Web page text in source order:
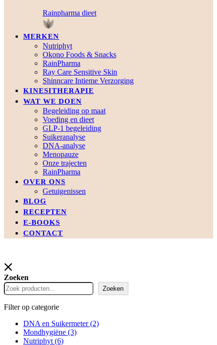
Rainpharma dieet
MERKEN
Nutriphyt
Okono Foods & Snacks
RainPharma
Ray Care Sensitive Skin
Shinncare Intieme Verzorging
KINESITHERAPIE
WAT WE DOEN
Begeleiding op maat
Voeding en dieet
GLP-1 begeleiding
Suikeranalyse
DNA-analyse
Menopauze
Onze trajecten
RainPharma
OVER ONS
Getuigenissen
BLOG
RECEPTEN
E-BOOKS
CONTACT
Zoeken
Zoeken
Filter op categorie
DNA en Suikermeter(2)
Mondhygiëne (3)
Nutriphyt (6)